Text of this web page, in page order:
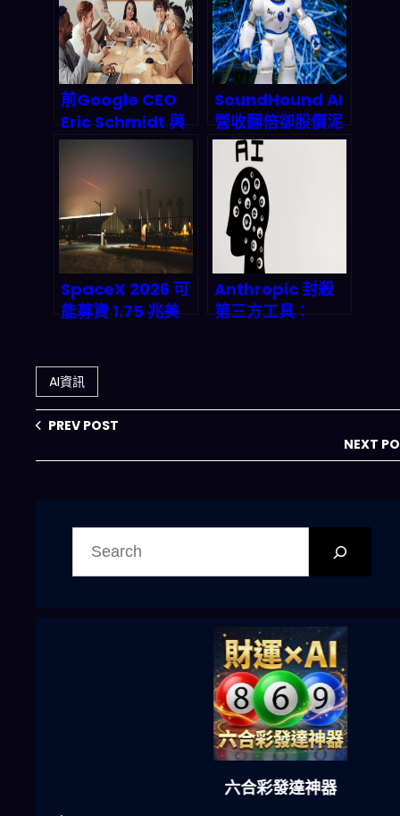
解
前Google CEO
Eric Schmidt 與
前FTC CTO
Latanya
Sweeney 激辯 AI
規範：2026 年政
策框架如何改變 AI
產業鏈與經濟版
圖？
SoundHound AI
營收翻倍卻股價泥
沼：聲音 AI 巨人
能否突圍
Google、
Amazon 的圍
剿？
SpaceX 2026 可
能募資 1.75 兆美
Bitget，這條鏈在
2026 之後會怎麼
重塑投資與供應
Anthropic 封殺
第三方工具：
AI資訊
PREV POST
NEXT
六合彩發達神器